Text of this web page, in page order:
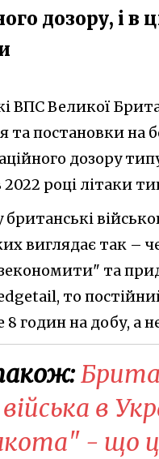
дозору, і в
ВПС Великої
та постановки на
дозору
2022 році літаки
британські
виглядає так –
та
то
годин на добу, а
в
- що